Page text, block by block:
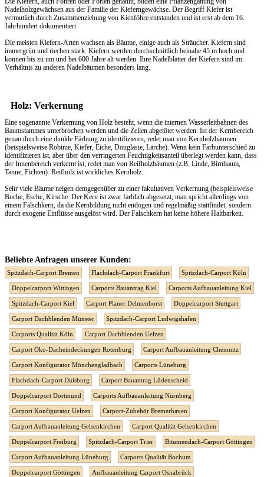
Nadelholzgewächsen aus der Familie der Kieferngewächse. Der Begriff Kiefer ist
vermutlich durch Zusammenziehung von Kienföhre entstanden und ist erst ab dem 16.
Jahrhundert dokumentiert.
Die meisten Kiefern-Arten wachsen als Bäume, einige auch als Sträucher. Kiefern sind
immergrün und riechen stark. Kiefern werden durchschnittlich beinahe 45 m hoch und
können bis zu um und bei 600 Jahre alt werden. Ihre Nadelblätter der Kiefern sind im
Verhältnis zu anderen Nadelbäumen besonders lang.
Holz: Verkernung
Eine sogenannte Verkernung von Holz besteht, wenn die internen Wasserleitbahnen des
Baumstammes unterbrochen werden und die Zellen abgetötet werden. Ist der Kernbereich
genau durch eine dunkle Färbung zu identifizieren, redet man von Kernholzbäumen
(beispielsweise Robinie, Kiefer, Eiche, Douglasie, Lärche). Wenn kein Farbunterschied zu
identifizieren ist, aber über den verringerten Feuchtigkeitsanteil überlegt werden kann, dass
der Innenbereich verkernt ist, redet man von Reifholzbäumen (z.B. Linde, Birnbaum,
Tanne, Fichten). Reifholz ist wirkliches Kernholz.
Sehr viele Bäume neigen demgegenüber zu einer fakultativen Verkernung (beispielsweise
Buche, Esche, Kirsche. Der Kern ist zwar farblich abgesetzt, man spricht allerdings von
einem Falschkern, da die Kernbildung nicht endogen und regelmäßig stattfindet, sondern
durch exogene Einflüsse ausgelöst wird. Der Falschkern hat keine höhere Haltbarkeit.
Beliebte Anfragen unserer Kunden:
Spitzdach-Carport Bremen Flachdach-Carport Frankfurt Spitzdach-Carport Köln
Doppelcarport Wittingen Carports Bauantrag Kiel Carports Aufbauanleitung Kiel
Spitzdach-Carport Kiel Carport Planer Delmenhorst Doppelcarport Stuttgart
Carport Dachblenden Münster Spitzdach-Carport Ludwigshafen
Carports Qualität Köln Carport Dachblenden Uelzen
Carport Öko-Dacheindeckungen Rotenburg Carport Aufbauanleitung Chemnitz
Carport Konfigurator Mönchengladbach Carports Lüneburg
Flachdach-Carport Duisburg Carport Bauantrag Lüdenscheid
Doppelcarport Dortmund Carports Aufbauanleitung Nürnberg
Carport Konfigurator Uelzen Carport-Zubehör Bremerhaven
Carport Aufbauanleitung Gelsenkirchen Carport Qualität Gelsenkirchen
Doppelcarport Freiburg Spitzdach-Carport Trier Bitumendach-Carport Göttingen
Carport Aufbauanleitung Lüneburg Carports Qualität Bochum
Doppelcarport Göttingen Aufbauanleitung Carport Osnabrück